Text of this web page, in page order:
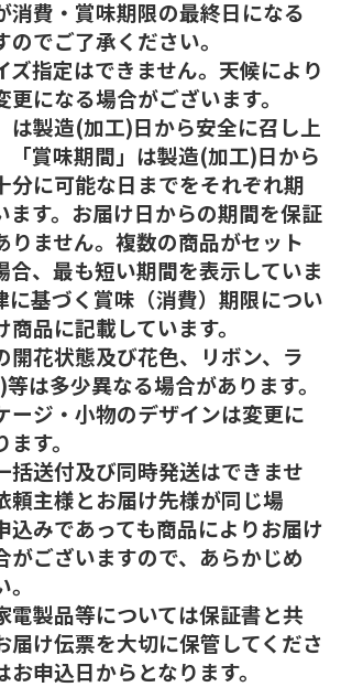
消費・賞味期限の最終日になる
のでご了承ください。
指定はできません。天候により
になる場合がございます。
製造(加工)日から安全に召し上
「賞味期間」は製造(加工)日から
分に可能な日までをそれぞれ期
ます。お届け日からの期間を保証
りません。複数の商品がセット
合、最も短い期間を表示していま
に基づく賞味（消費）期限につい
品に記載しています。
花状態及び花色、リボン、ラ
は多少異なる場合があります。
ジ・小物のデザインは変更に
す。
送付及び同時発送はできませ
頼主様とお届け先様が同じ場
込みであっても商品によりお届け
がございますので、あらかじめ
製品等については保証書と共
届け伝票を大切に保管してくださ
申込日からとなります。